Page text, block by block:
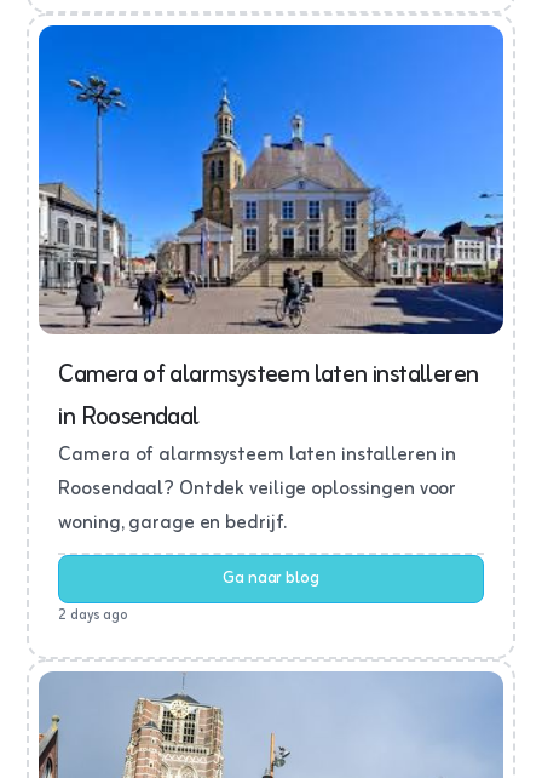
Camera of alarmsysteem laten installeren
in Roosendaal
Camera of alarmsysteem laten installeren in
Roosendaal? Ontdek veilige oplossingen voor
woning, garage en bedrijf.
Ga naar blog
2 days ago